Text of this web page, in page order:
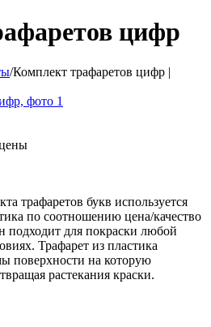
цифр
/Комплект трафаретов цифр |
трафаретов букв используется
по соотношению цена/качество
подходит для покраски любой
Трафарет из пластика
поверхности на которую
растекания краски.